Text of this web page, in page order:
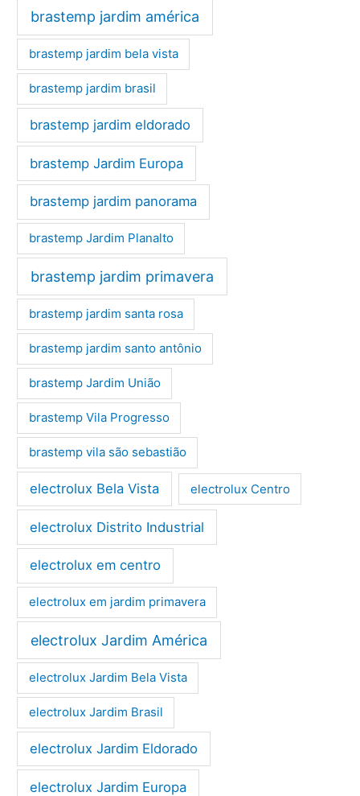
brastemp jardim américa
brastemp jardim bela vista
brastemp jardim brasil
brastemp jardim eldorado
brastemp Jardim Europa
brastemp jardim panorama
brastemp Jardim Planalto
brastemp jardim primavera
brastemp jardim santa rosa
brastemp jardim santo antônio
brastemp Jardim União
brastemp Vila Progresso
brastemp vila são sebastião
electrolux Bela Vista electrolux Centro
electrolux Distrito Industrial
electrolux em centro
electrolux em jardim primavera
electrolux Jardim América
electrolux Jardim Bela Vista
electrolux Jardim Brasil
electrolux Jardim Eldorado
electrolux Jardim Europa